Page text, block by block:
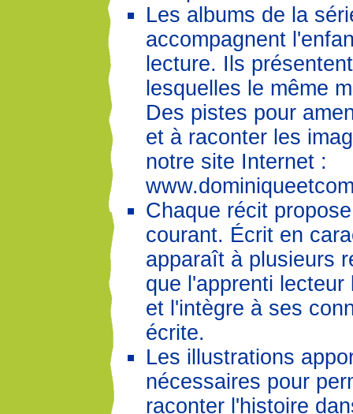
Les albums de la
accompagnent
lecture. Ils
lesquelles le même
Des pistes pour
et à raconter les
notre site Internet :
Chaque récit
courant. Écrit en
apparaît à plusieurs
que l'apprenti
et l'intègre à ses
écrite.
Les illustrations
nécessaires pour
raconter l'histoire